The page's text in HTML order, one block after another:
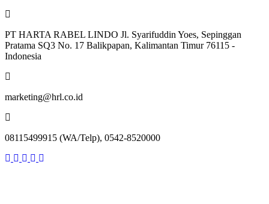
PT HARTA RABEL LINDO Jl. Syarifuddin Yoes, Sepinggan
Pratama SQ3 No. 17 Balikpapan, Kalimantan Timur 76115 -
Indonesia
marketing@hrl.co.id
08115499915 (WA/Telp), 0542-8520000